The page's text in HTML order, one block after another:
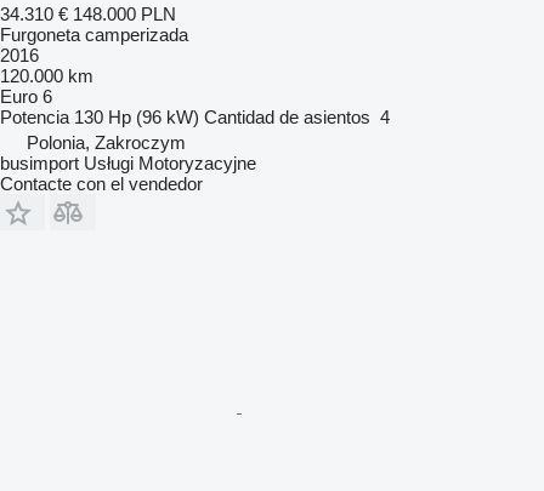
34.310 € 148.000 PLN
Furgoneta camperizada
2016
120.000 km
Euro 6
Potencia 130 Hp (96 kW) Cantidad de asientos 4
Polonia, Zakroczym
busimport Usługi Motoryzacyjne
Contacte con el vendedor